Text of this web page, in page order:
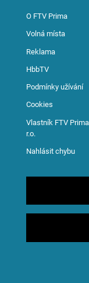
O FTV Prima
Volná místa
Reklama
HbbTV
Podmínky užívání
Cookies
Vlastník FTV
r.o.
Nahlásit chybu